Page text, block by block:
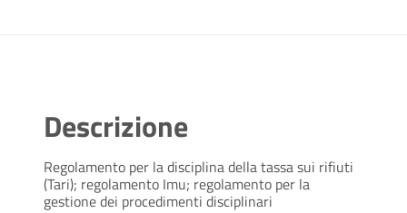
Descrizione
Regolamento per la disciplina della tassa sui rifiuti
(Tari); regolamento Imu; regolamento per la
gestione dei procedimenti disciplinari